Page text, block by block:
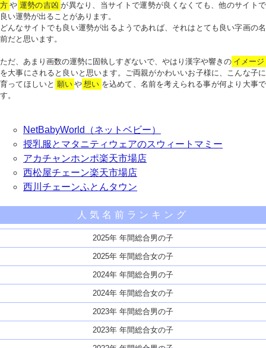
方 や 運勢の吉凶 が異なり、当サイトで運勢が良くなくても、他のサイトで
良い運勢が出ることがあります。
どんなサイトでも良い運勢が出るようであれば、それはとても良い字画の名
前だと思います。
ただ、あまり画数の運勢に固執しすぎないで、やはり漢字や響きの イメージ
を大事にされると良いと思います。ご両親がかわいいお子様に、こんな子に
育ってほしいと 願い や 想い を込めて、名前を考えられる事が何より大事で
す。
NetBabyWorld（ネットベビー）
授乳服とマタニティウェアのスウィートマミー
アカチャンホンポ楽天市場店
西松屋チェーン楽天市場店
西川チェーンふとんタウン
人気名前ランキング
2025年 年間総合男の子
2025年 年間総合女の子
2024年 年間総合男の子
2024年 年間総合女の子
2023年 年間総合男の子
2023年 年間総合女の子